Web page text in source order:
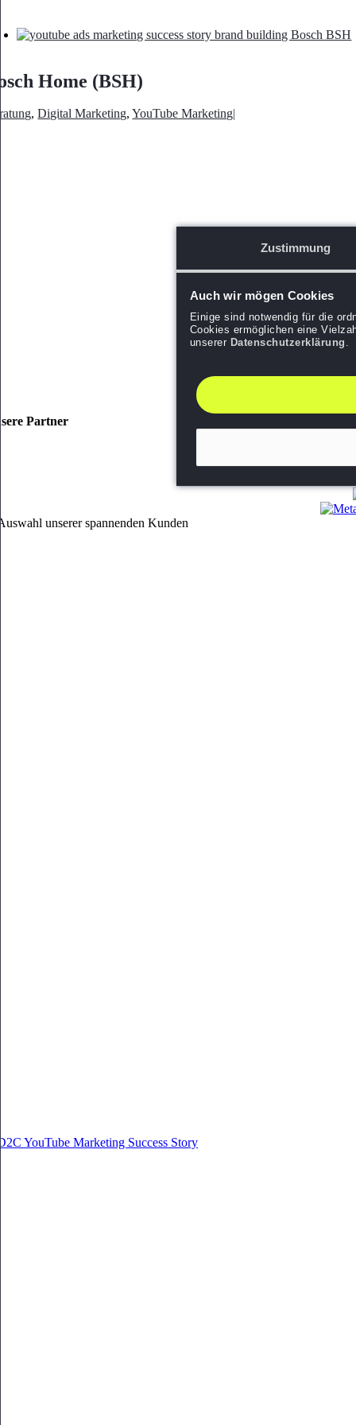
Zustimmung
Auch wir mögen Cookies
Einige sind notwendig für die
Cookies ermöglichen eine
unserer Datenschutzerklärung .
Home (BSH)
,Digital Marketing,YouTube Marketing|
Partner
unserer spannenden Kunden
YouTube Marketing Success Story